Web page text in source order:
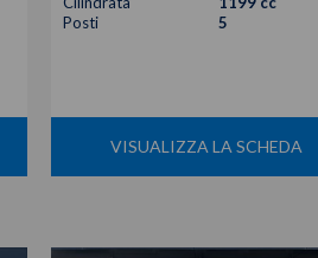
Posti
5
VISUALIZZA LA SCHEDA